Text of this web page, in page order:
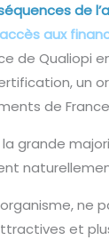
de
aux
de Qualiopi
un
de
la grande
ne
et